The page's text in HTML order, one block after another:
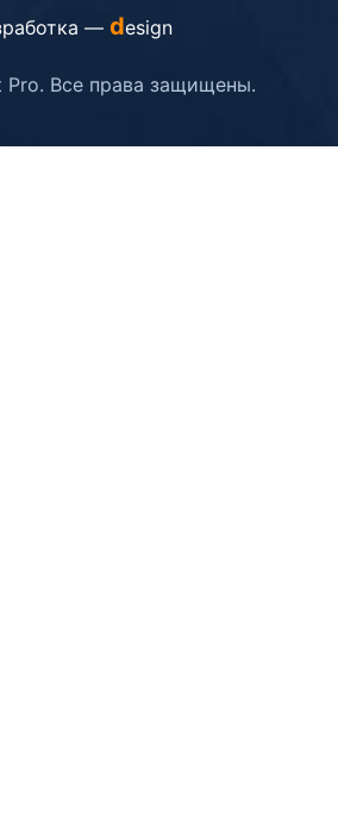
— design
Все права защищены.